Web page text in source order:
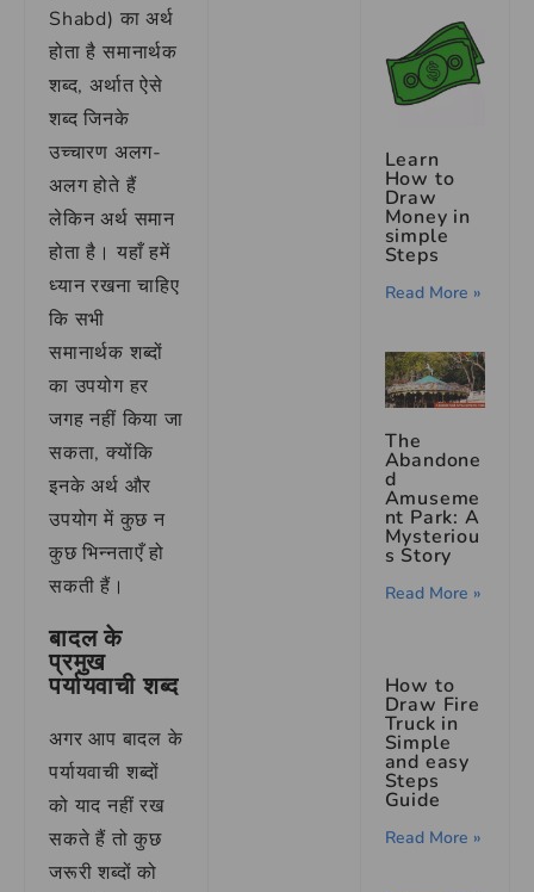
Shabd) का अर्थ
होता है समानार्थक
शब्द, अर्थात ऐसे
शब्द जिनके
उच्चारण अलग-
अलग होते हैं
लेकिन अर्थ समान
होता है। यहाँ हमें
ध्यान रखना चाहिए
कि सभी
समानार्थक शब्दों
का उपयोग हर
जगह नहीं किया जा
सकता, क्योंकि
इनके अर्थ और
उपयोग में कुछ न
कुछ भिन्नताएँ हो
सकती हैं।
बादल के
प्रमुख
पर्यायवाची शब्द
अगर आप बादल के
पर्यायवाची शब्दों
को याद नहीं रख
सकते हैं तो कुछ
जरूरी शब्दों को
Learn
How to
Draw
Money in
simple
Steps
Read More »
The
Abandone
d
Amuseme
nt Park: A
Mysteriou
s Story
Read More »
How to
Draw Fire
Truck in
Simple
and easy
Steps
Guide
Read More »